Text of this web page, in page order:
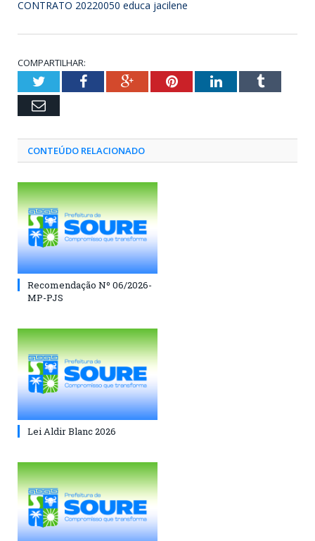
CONTRATO 20220050 educa jacilene
COMPARTILHAR:
TwitterFacebookGoogle+PinterestLinkedInTumblr
Email
CONTEÚDO RELACIONADO
Recomendação Nº 06/2026-
MP-PJS
Lei Aldir Blanc 2026